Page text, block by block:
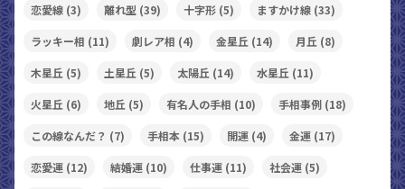
恋愛線 (3) 離れ型 (39) 十字形 (5) ますかけ線 (33)
ラッキー相 (11) 劇レア相 (4) 金星丘 (14) 月丘 (8)
木星丘 (5) 土星丘 (5) 太陽丘 (14) 水星丘 (11)
火星丘 (6) 地丘 (5) 有名人の手相 (10) 手相事例 (18)
この線なんだ？ (7) 手相本 (15) 開運 (4) 金運 (17)
恋愛運 (12) 結婚運 (10) 仕事運 (11) 社会運 (5)